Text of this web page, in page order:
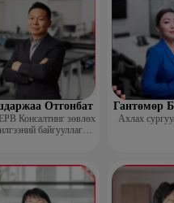
Отгонбат
Консалтинг зөвлөх
байгууллагын
Гантөмөр
Ахлах